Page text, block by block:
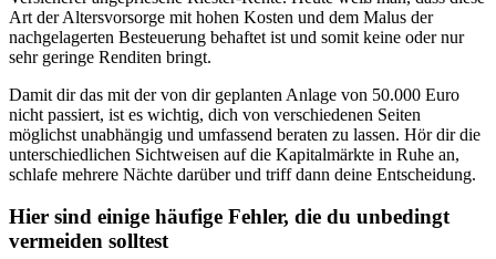
Art der Altersvorsorge mit hohen Kosten und dem Malus der
nachgelagerten Besteuerung behaftet ist und somit keine oder nur
sehr geringe Renditen bringt.
Damit dir das mit der von dir geplanten Anlage von 50.000 Euro
nicht passiert, ist es wichtig, dich von verschiedenen Seiten
möglichst unabhängig und umfassend beraten zu lassen. Hör dir die
unterschiedlichen Sichtweisen auf die Kapitalmärkte in Ruhe an,
schlafe mehrere Nächte darüber und triff dann deine Entscheidung.
Hier sind einige häufige Fehler, die du unbedingt
vermeiden solltest